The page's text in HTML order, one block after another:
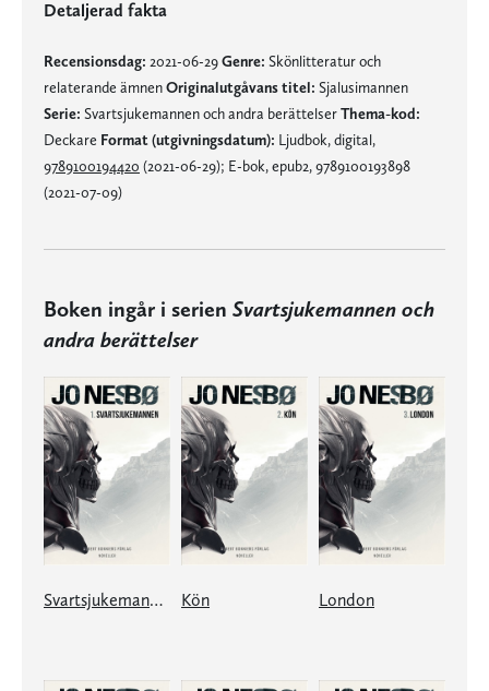
Detaljerad fakta
Recensionsdag: 2021-06-29Genre: Skönlitteratur och
relaterande ämnenOriginalutgåvans titel: Sjalusimannen
Serie: Svartsjukemannen och andra berättelserThema-kod:
Deckare Format (utgivningsdatum): Ljudbok, digital,
9789100194420 (2021-06-29); E-bok, epub2, 9789100193898
(2021-07-09)
Boken ingår i serien Svartsjukemannen och
andra berättelser
Svartsjukemannen Kön London